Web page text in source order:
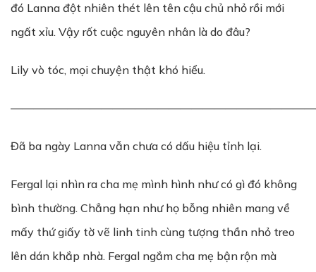
đó Lanna đột nhiên thét lên tên cậu chủ nhỏ rồi mới
ngất xỉu. Vậy rốt cuộc nguyên nhân là do đâu?
Lily vò tóc, mọi chuyện thật khó hiểu.
Đã ba ngày Lanna vẫn chưa có dấu hiệu tỉnh lại.
Fergal lại nhìn ra cha mẹ mình hình như có gì đó không
bình thường. Chẳng hạn như họ bỗng nhiên mang về
mấy thứ giấy tờ vẽ linh tinh cùng tượng thần nhỏ treo
lên dán khắp nhà. Fergal ngắm cha mẹ bận rộn mà